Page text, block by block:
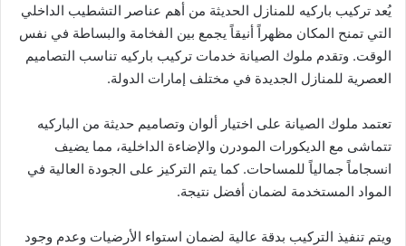
يُعد تركيب باركيه للمنازل الحديثة من أهم عناصر التشطيب الداخلي
التي تمنح المكان مظهراً أنيقاً يجمع بين الفخامة والبساطة في نفس
الوقت. وتقدم ملوك الصيانة خدمات تركيب باركيه تناسب التصاميم
العصرية للمنازل الجديدة في مختلف إمارات الدولة.
تعتمد ملوك الصيانة على اختيار ألوان وتصاميم حديثة من الباركيه
تتماشى مع الديكورات المودرن والإضاءة الداخلية، مما يضيف
انسجاماً جمالياً للمساحات. كما يتم التركيز على الجودة العالية في
المواد المستخدمة لضمان أفضل نتيجة.
ويتم تنفيذ التركيب بدقة عالية لضمان استواء الأرضيات وعدم وجود